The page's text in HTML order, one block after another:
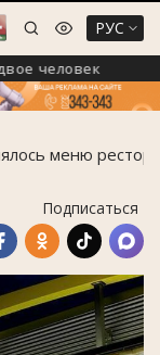
РУС
человек
меню
Подписаться